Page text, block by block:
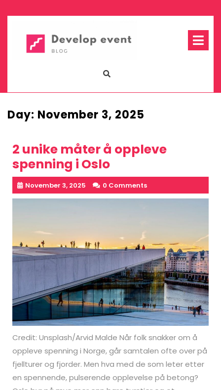
to
Day: November 3, 2025
2 unike måter å oppleve
spenning i Oslo
November 3, 2025 0 Comments
Credit: Unsplash/Arvid Malde Når folk snakker om å
oppleve spenning i Norge, går samtalen ofte over på
fjellturer og fjorder. Men hva med de som leter etter
en spennende, pulserende opplevelse på betong?